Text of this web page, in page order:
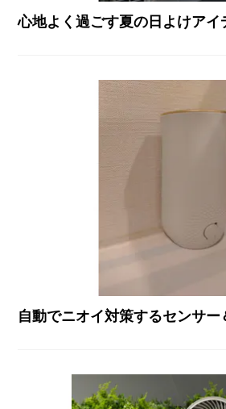
心地よく過ごす夏の日よけアイ
自動でニオイ対策するセンサー